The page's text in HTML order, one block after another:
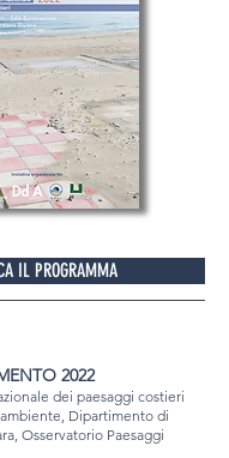
IL PROGRAMMA
2022
dei paesaggi costieri
Dipartimento di
Osservatorio Paesaggi